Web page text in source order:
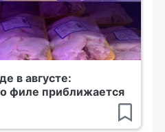
в августе:
филе приближается